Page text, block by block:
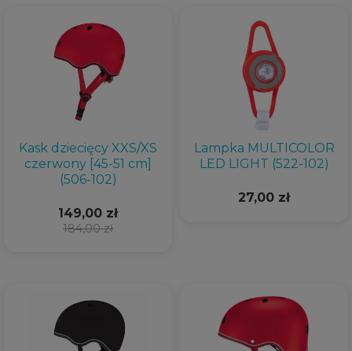
Kask dziecięcy XXS/XS
czerwony [45-51 cm]
(506-102)
184,00 zł
149,00 zł
Lampka MULTICOLOR
LED LIGHT (522-102)
27,00 zł